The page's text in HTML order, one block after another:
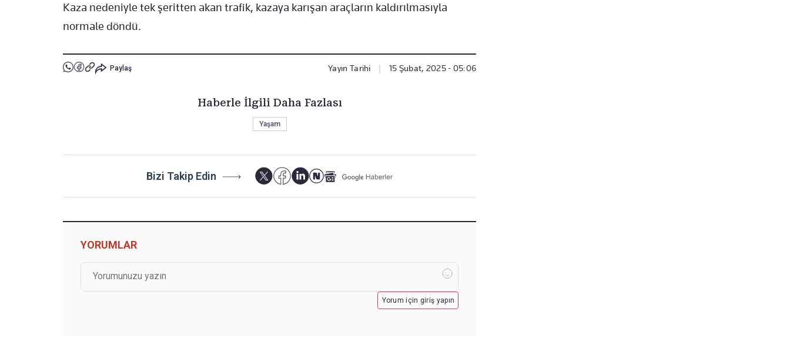
Kaza nedeniyle tek şeritten akan trafik, kazaya karışan araçların kaldırılmasıyla
normale döndü.
Paylaş Yayın Tarihi 15 Şubat, 2025 - 05:06
Haberle İlgili Daha Fazlası
Yaşam
Bizi Takip Edin
YORUMLAR
Yorum için giriş yapın